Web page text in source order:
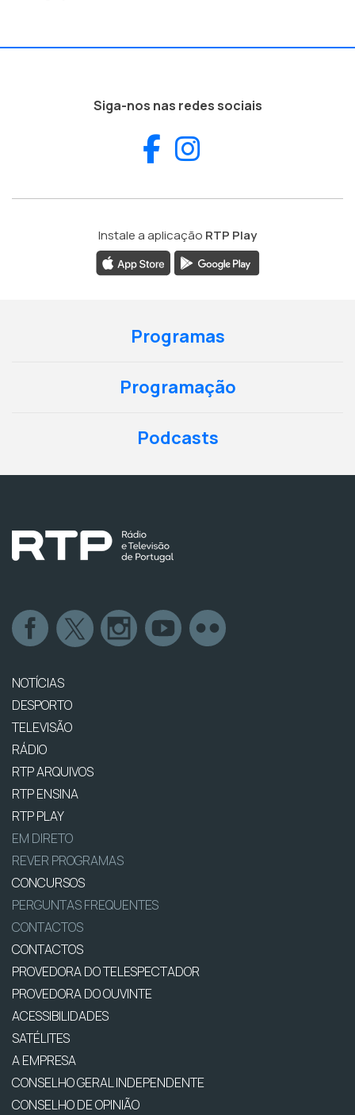
Siga-nos nas redes sociais
Facebook
Instale a aplicação RTP Play
Programas
Programação
Podcasts
NOTÍCIAS
DESPORTO
TELEVISÃO
RÁDIO
RTP ARQUIVOS
RTP ENSINA
RTP PLAY
EM DIRETO
REVER PROGRAMAS
CONCURSOS
PERGUNTAS FREQUENTES
CONTACTOS
CONTACTOS
PROVEDORA DO TELESPECTADOR
PROVEDORA DO OUVINTE
ACESSIBILIDADES
SATÉLITES
A EMPRESA
CONSELHO GERAL INDEPENDENTE
CONSELHO DE OPINIÃO